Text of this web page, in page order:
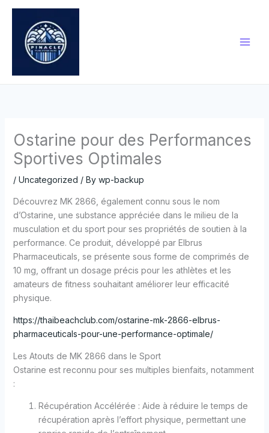
Skip
content
Ostarine pour des Performances
Sportives Optimales
/ Uncategorized / By wp-backup
Découvrez MK 2866, également connu sous le nom
d’Ostarine, une substance appréciée dans le milieu de la
musculation et du sport pour ses propriétés de soutien à la
performance. Ce produit, développé par Elbrus
Pharmaceuticals, se présente sous forme de comprimés de
10 mg, offrant un dosage précis pour les athlètes et les
amateurs de fitness souhaitant améliorer leur efficacité
physique.
https://thaibeachclub.com/ostarine-mk-2866-elbrus-
pharmaceuticals-pour-une-performance-optimale/
Les Atouts de MK 2866 dans le Sport
Ostarine est reconnu pour ses multiples bienfaits, notamment
:
Récupération Accélérée : Aide à réduire le temps de
récupération après l’effort physique, permettant une